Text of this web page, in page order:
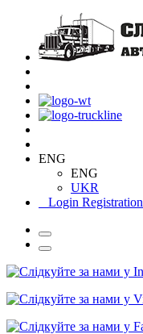
ENG
ENG
UKR
Login Registration